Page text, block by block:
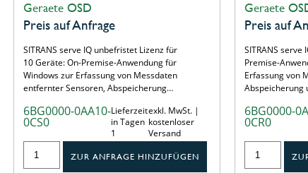
Geraete OSD
Preis auf Anfrage
SITRANS serve IQ unbefristet Lizenz für
10 Geräte: On-Premise-Anwendung für
Windows zur Erfassung von Messdaten
entfernter Sensoren, Abspeicherung…
6BG0000-0AA10-
0CS0
Lieferzeit
in Tagen
1
exkl. MwSt. |
kostenloser
Versand
ZUR ANFRAGE HINZUFÜGEN
Geraete
Preis auf
SITRANS serve
Premise-
Erfassung von
Abspeicherung
6BG0000-
0CR0